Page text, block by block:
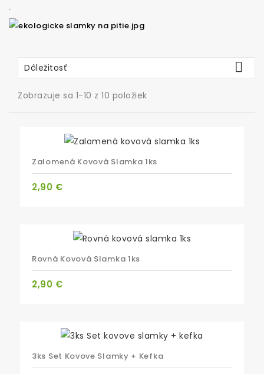
.
Dôležitosť 
Zobrazuje sa 1-10 z 10 položiek
Zalomená Kovová Slamka 1ks
Cena
2,90 €
Rovná Kovová Slamka 1ks
Cena
2,90 €
3ks Set Kovove Slamky + Kefka